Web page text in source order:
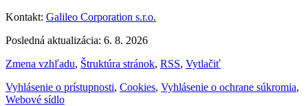
Kontakt: Galileo Corporation s.r.o.
Posledná aktualizácia: 6. 8. 2026
Zmena vzhľadu, Štruktúra stránok, RSS, Vytlačiť
Vyhlásenie o prístupnosti, Cookies, Vyhlásenie o ochrane súkromia,
Webové sídlo